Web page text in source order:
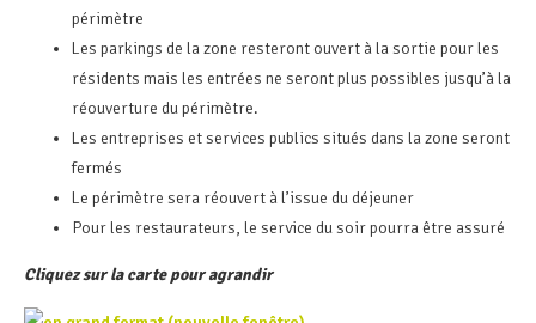
périmètre
Les parkings de la zone resteront ouvert à la sortie pour les
résidents mais les entrées ne seront plus possibles jusqu’à la
réouverture du périmètre.
Les entreprises et services publics situés dans la zone seront
fermés
Le périmètre sera réouvert à l’issue du déjeuner
Pour les restaurateurs, le service du soir pourra être assuré
Cliquez sur la carte pour agrandir